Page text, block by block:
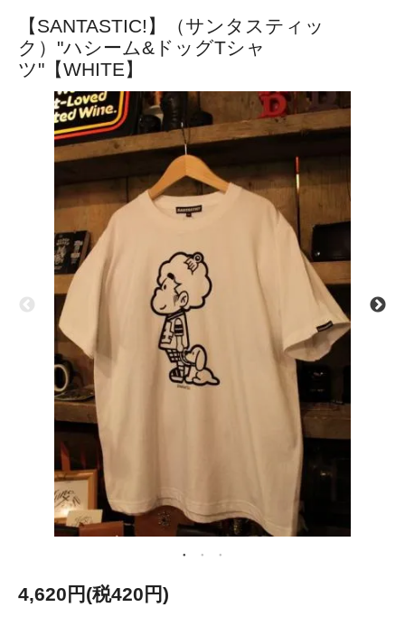
【SANTASTIC!】（サンタスティッ
ク）"ハシーム&ドッグTシャ
ツ"【WHITE】
4,620円(税420円)